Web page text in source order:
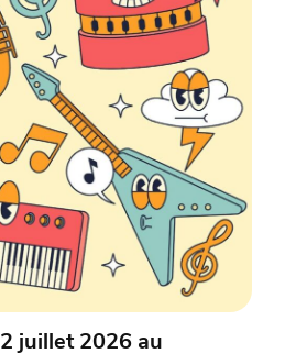
juillet 2026 au